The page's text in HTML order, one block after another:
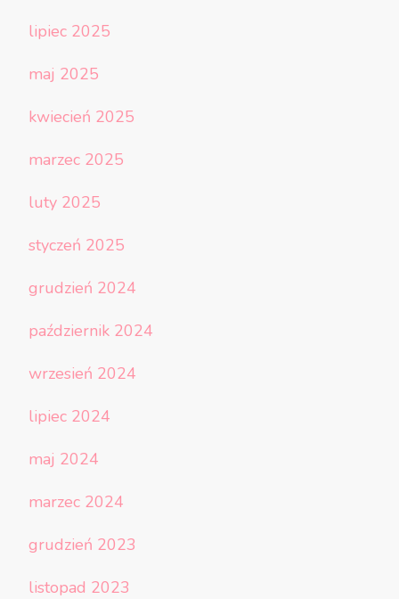
lipiec 2025
maj 2025
kwiecień 2025
marzec 2025
luty 2025
styczeń 2025
grudzień 2024
październik 2024
wrzesień 2024
lipiec 2024
maj 2024
marzec 2024
grudzień 2023
listopad 2023